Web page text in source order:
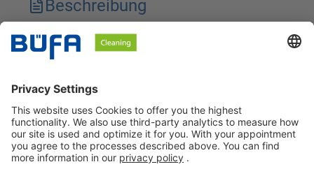
Beschreibung
Technische Merkmale
Sicherheitshinweise